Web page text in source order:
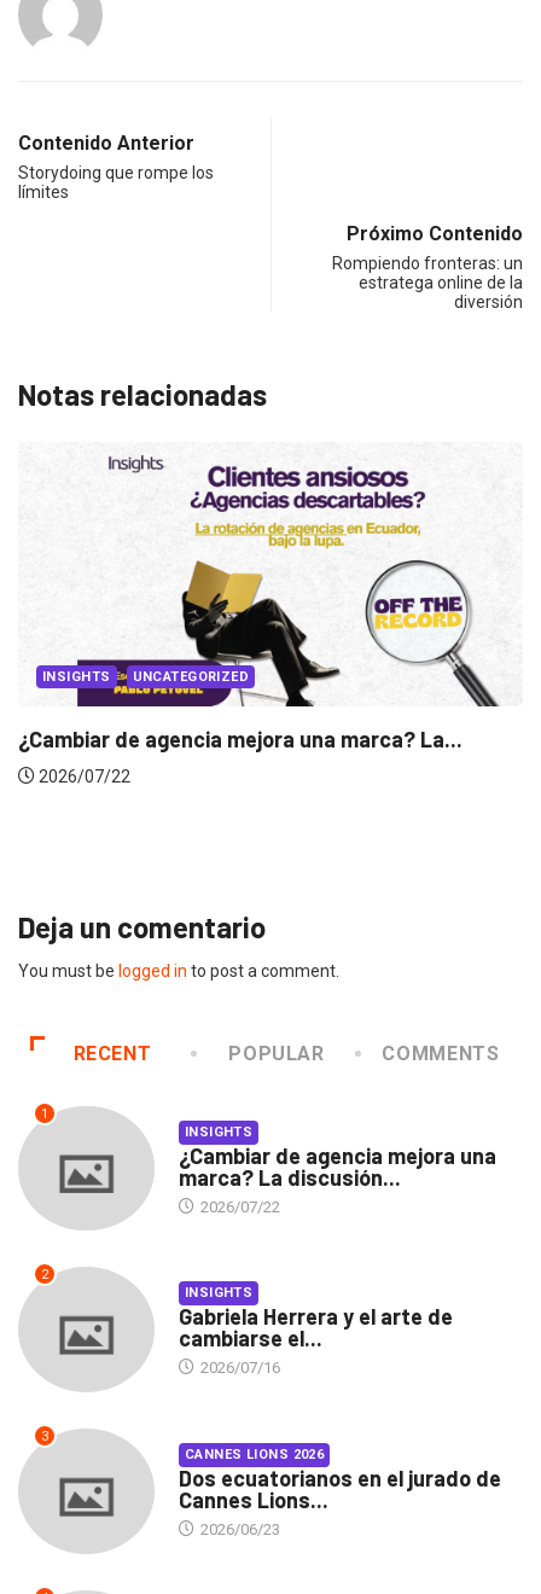
Contenido Anterior
Storydoing que rompe los
límites
Próximo Contenido
Rompiendo fronteras: un
estratega online de la
diversión
Notas relacionadas
CANNES LIONS 2026
Deja un comentario
You must be logged in to post a comment.
RECENT POPULAR COMMENTS
1
INSIGHTS
¿Cambiar de agencia mejora una
marca? La discusión...
2026/07/22
2
INSIGHTS
Gabriela Herrera y el arte de
cambiarse el...
2026/07/16
3
CANNES LIONS 2026
Dos ecuatorianos en el jurado de
Cannes Lions...
2026/06/23